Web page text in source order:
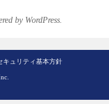
by WordPress.
キュリティ基本方針